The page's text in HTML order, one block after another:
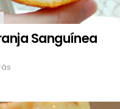
Sanguínea